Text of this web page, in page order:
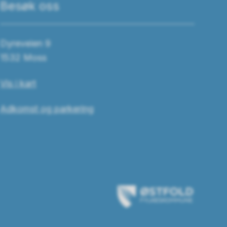
Besøk oss
Dyreveien 9
1532 Moss
Vis i kart
Adkomst og parkering
Østfold